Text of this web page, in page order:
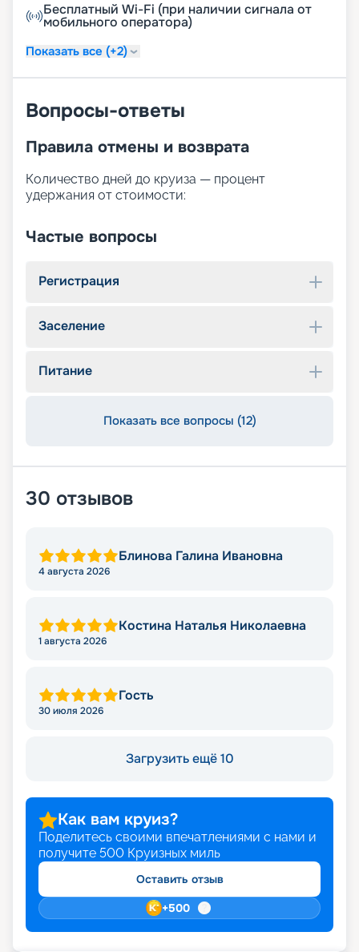
Бесплатный Wi-Fi (при наличии сигнала от
мобильного оператора)
Показать все (+2)
Вопросы-ответы
Правила отмены и возврата
Количество дней до круиза — процент
удержания от стоимости:
Частые вопросы
Регистрация
Заселение
Питание
Показать все вопросы (12)
30 отзывов
Блинова Галина Ивановна
4 августа 2026
Костина Наталья Николаевна
1 августа 2026
Гость
30 июля 2026
Загрузить ещё 10
Как вам круиз?
Поделитесь своими впечатлениями с нами и
получите 500 Круизных миль
Оставить отзыв
+500